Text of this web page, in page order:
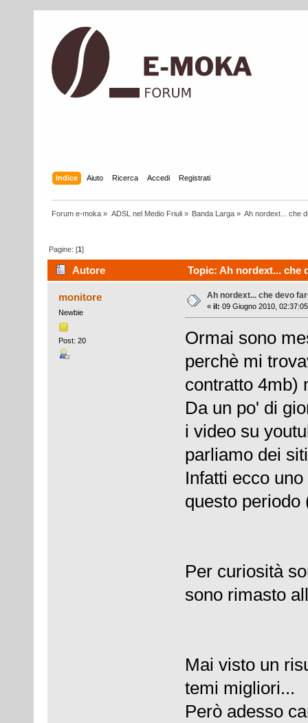
Indice Aiuto Ricerca Accedi Registrati
Forum e-moka » ADSL nel Medio Friuli» Banda Larga» Ah nordext... che
Pagine: [1]
Autore Topic: Ah nordext... che
monitore
Newbie
Post: 20
Ah nordext... che devo
« il: 09 Giugno 2010,
Ormai sono
perchè mi
contratto 4mb)
Da un po' di
i video su
parliamo dei
Infatti ecco
questo periodo
Per curiosità
sono rimasto
Mai visto un
temi migliori...
Però adesso